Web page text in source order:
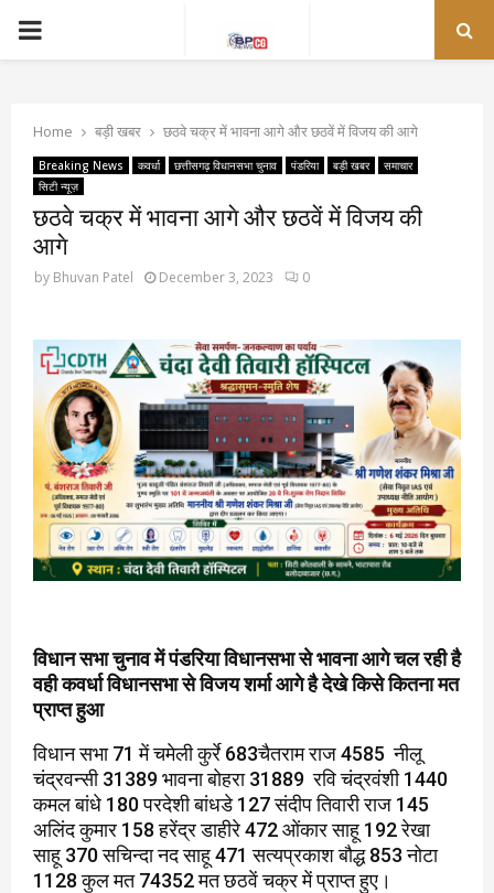
PRIMARY
Home बड़ी खबर छठवे चक्र में भावना आगे और छठवें में विजय की आगे
Breaking News कवर्धा छत्तीसगढ़ विधानसभा चुनाव पंडरिया बड़ी खबर
समाचार
सिटी न्यूज़
छठवे चक्र में भावना आगे और छठवें में विजय की
आगे
by Bhuvan Patel December 3, 2023 0
विधान सभा चुनाव में पंडरिया विधानसभा से भावना आगे चल रही है
वही कवर्धा विधानसभा से विजय शर्मा आगे है देखे किसे कितना मत
प्राप्त हुआ
विधान सभा 71 में चमेली कुर्रे 683चैतराम राज 4585 नीलू
चंद्रवन्सी 31389 भावना बोहरा 31889 रवि चंद्रवंशी 1440
कमल बांधे 180 परदेशी बांधडे 127 संदीप तिवारी राज 145
अलिंद कुमार 158 हरेंद्र डाहीरे 472 ओंकार साहू 192 रेखा
साहू 370 सचिन्दा नद साहू 471 सत्यप्रकाश बौद्ध 853 नोटा
1128 कुल मत 74352 मत छठवें चक्र में प्राप्त हुए।